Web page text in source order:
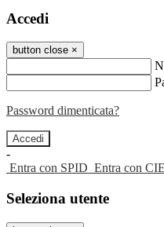
Accedi
button close ×
Password dimenticata?
-
Entra con SPID Entra con CIE
Seleziona utente